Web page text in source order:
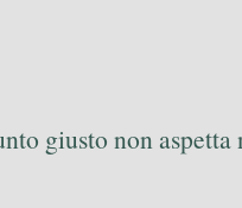
giusto non aspetta